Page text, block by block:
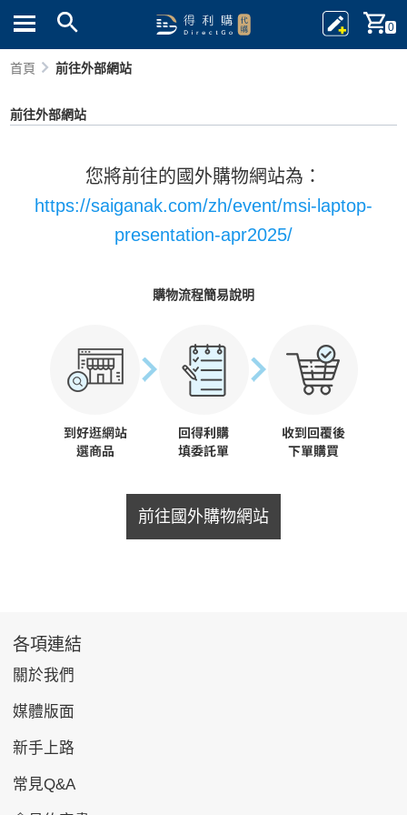
0
首頁 前往外部網站
前往外部網站
您將前往的國外購物網站為：
https://saiganak.com/zh/event/msi-laptop-
presentation-apr2025/
購物流程簡易說明
前往國外購物網站
各項連結
關於我們
媒體版面
新手上路
常見Q&A